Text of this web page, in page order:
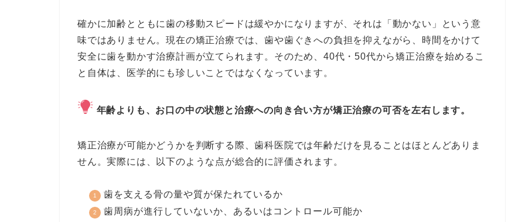
確かに加齢とともに歯の移動スピードは緩やかになりますが、それは「動かない」という意
味ではありません。現在の矯正治療では、歯や歯ぐきへの負担を抑えながら、時間をかけて
安全に歯を動かす治療計画が立てられます。そのため、40代・50代から矯正治療を始めるこ
と自体は、医学的にも珍しいことではなくなっています。
年齢よりも、お口の中の状態と治療への向き合い方が矯正治療の可否を左右します。
矯正治療が可能かどうかを判断する際、歯科医院では年齢だけを見ることはほとんどありま
せん。実際には、以下のような点が総合的に評価されます。
歯を支える骨の量や質が保たれているか
歯周病が進行していないか、あるいはコントロール可能か